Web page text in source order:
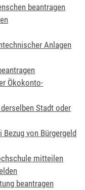
beantragen
Anlagen
Ökokonto-
Stadt oder
Bezug von Bürgergeld
mitteilen
beantragen